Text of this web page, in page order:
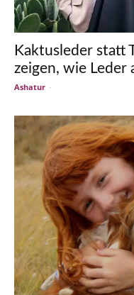
Kaktusleder statt
zeigen, wie Leder
Ashatur -